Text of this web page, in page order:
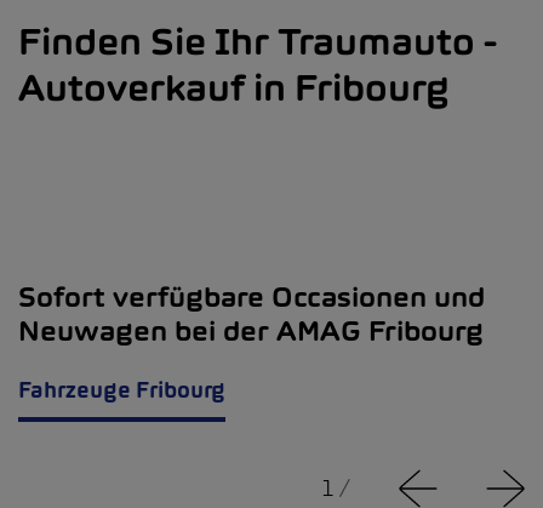
Finden Sie Ihr Traumauto -
Autoverkauf in Fribourg
Sofort verfügbare Occasionen und
Neuwagen bei der AMAG Fribourg
Fahrzeuge Fribourg
1 /